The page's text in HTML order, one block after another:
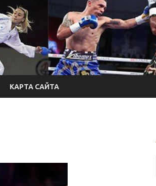
КАРТА САЙТА